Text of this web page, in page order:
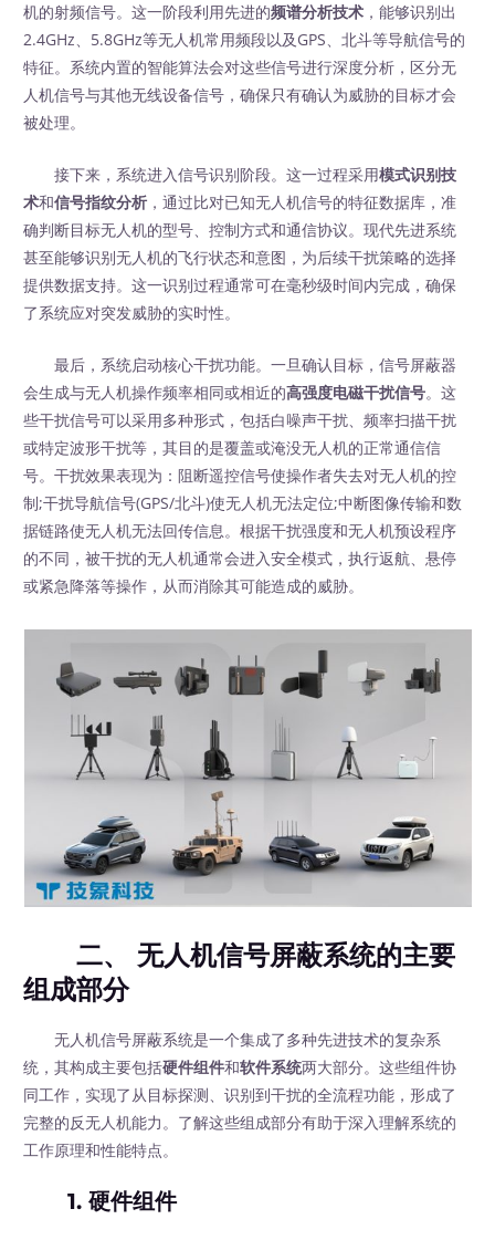
机的射频信号。这一阶段利用先进的频谱分析技术 ，能够识别出
2.4GHz、5.8GHz等无人机常用频段以及GPS、北斗等导航信号的
特征。系统内置的智能算法会对这些信号进行深度分析，区分无
人机信号与其他无线设备信号，确保只有确认为威胁的目标才会
被处理。
接下来，系统进入信号识别阶段。这一过程采用模式识别技
术和信号指纹分析 ，通过比对已知无人机信号的特征数据库，准
确判断目标无人机的型号、控制方式和通信协议。现代先进系统
甚至能够识别无人机的飞行状态和意图，为后续干扰策略的选择
提供数据支持。这一识别过程通常可在毫秒级时间内完成，确保
了系统应对突发威胁的实时性。
最后，系统启动核心干扰功能。一旦确认目标，信号屏蔽器
会生成与无人机操作频率相同或相近的高强度电磁干扰信号。这
些干扰信号可以采用多种形式，包括白噪声干扰、频率扫描干扰
或特定波形干扰等，其目的是覆盖或淹没无人机的正常通信信
号。干扰效果表现为：阻断遥控信号使操作者失去对无人机的控
制;干扰导航信号(GPS/北斗)使无人机无法定位;中断图像传输和数
据链路使无人机无法回传信息。根据干扰强度和无人机预设程序
的不同，被干扰的无人机通常会进入安全模式，执行返航、悬停
或紧急降落等操作，从而消除其可能造成的威胁。
二、 无人机信号屏蔽系统的主要
组成部分
无人机信号屏蔽系统是一个集成了多种先进技术的复杂系
统，其构成主要包括硬件组件和软件系统两大部分。这些组件协
同工作，实现了从目标探测、识别到干扰的全流程功能，形成了
完整的反无人机能力。了解这些组成部分有助于深入理解系统的
工作原理和性能特点。
1. 硬件组件